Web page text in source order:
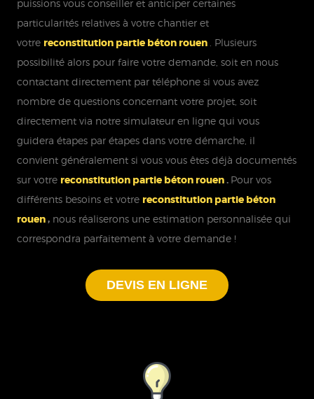
puissions vous conseiller et anticiper certaines
particularités relatives à votre chantier et
votre reconstitution partie béton rouen
. Plusieurs
possibilité alors pour faire votre demande, soit en nous
contactant directement par téléphone si vous avez
nombre de questions concernant votre projet, soit
directement via notre simulateur en ligne qui vous
guidera étapes par étapes dans votre démarche, il
convient généralement si vous vous êtes déjà documentés
sur votre reconstitution partie béton rouen. Pour vos
différents besoins et votre reconstitution partie béton
rouen,nous réaliserons une estimation personnalisée qui
correspondra parfaitement à votre demande !
DEVIS EN LIGNE